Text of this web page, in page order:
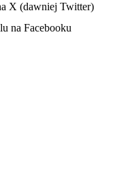
X (dawniej Twitter)
na Facebooku